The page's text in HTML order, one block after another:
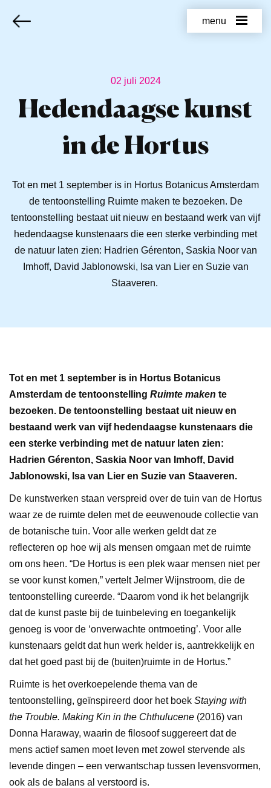
menu
02 juli 2024
Hedendaagse kunst
in de Hortus
Tot en met 1 september is in Hortus Botanicus Amsterdam
de tentoonstelling Ruimte maken te bezoeken. De
tentoonstelling bestaat uit nieuw en bestaand werk van vijf
hedendaagse kunstenaars die een sterke verbinding met
de natuur laten zien: Hadrien Gérenton, Saskia Noor van
Imhoff, David Jablonowski, Isa van Lier en Suzie van
Staaveren.
Tot en met 1 september is in Hortus Botanicus
Amsterdam de tentoonstelling Ruimte maken te
bezoeken. De tentoonstelling bestaat uit nieuw en
bestaand werk van vijf hedendaagse kunstenaars die
een sterke verbinding met de natuur laten zien:
Hadrien Gérenton, Saskia Noor van Imhoff, David
Jablonowski, Isa van Lier en Suzie van Staaveren.
De kunstwerken staan verspreid over de tuin van de Hortus
waar ze de ruimte delen met de eeuwenoude collectie van
de botanische tuin. Voor alle werken geldt dat ze
reflecteren op hoe wij als mensen omgaan met de ruimte
om ons heen. “De Hortus is een plek waar mensen niet per
se voor kunst komen,” vertelt Jelmer Wijnstroom, die de
tentoonstelling cureerde. “Daarom vond ik het belangrijk
dat de kunst paste bij de tuinbeleving en toegankelijk
genoeg is voor de ‘onverwachte ontmoeting’. Voor alle
kunstenaars geldt dat hun werk helder is, aantrekkelijk en
dat het goed past bij de (buiten)ruimte in de Hortus.”
Ruimte is het overkoepelende thema van de
tentoonstelling, geïnspireerd door het boek Staying with
the Trouble. Making Kin in the Chthulucene (2016) van
Donna Haraway, waarin de filosoof suggereert dat de
mens actief samen moet leven met zowel stervende als
levende dingen – een verwantschap tussen levensvormen,
ook als de balans al verstoord is.